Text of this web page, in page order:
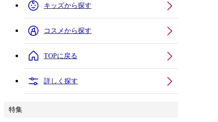
キッズから探す
コスメから探す
TOPに戻る
詳しく探す
特集